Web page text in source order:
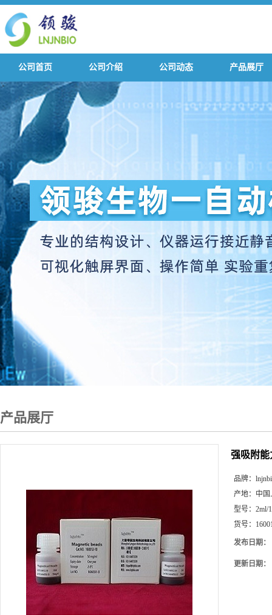
公司首页 公司介绍 公司动态 产品展厅
产品展厅
强吸附能
品牌：
产地： 中国
型号： 2ml/
货号：
发布日期：
更新日期：